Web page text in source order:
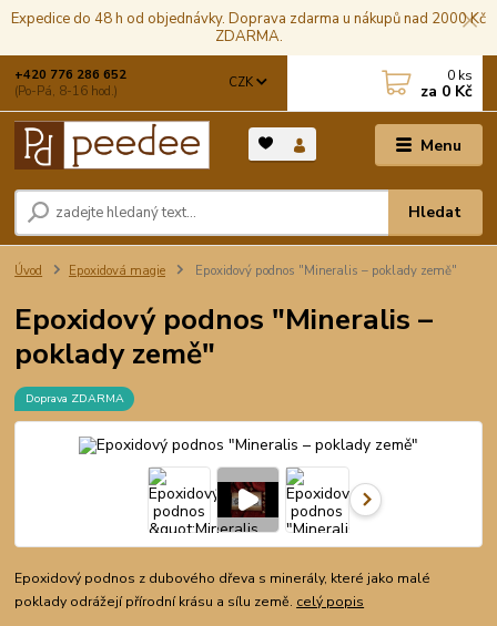
Expedice do 48 h od objednávky. Doprava zdarma u nákupů nad 2000 Kč
ZDARMA.
Menu
CZK
Hledat
+420 776 286 652
(Po-Pá, 8-16 hod.)
0 ks
za 0 Kč
Úvod Epoxidová magie Epoxidový podnos "Mineralis – poklady země"
Epoxidový podnos "Mineralis –
poklady země"
Doprava ZDARMA
Epoxidový podnos z dubového dřeva s minerály, které jako malé
poklady odrážejí přírodní krásu a sílu země. celý popis